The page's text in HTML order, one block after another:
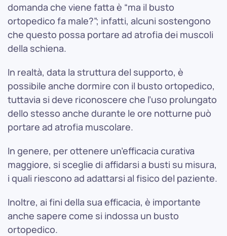
domanda che viene fatta è “ma il busto
ortopedico fa male?”; infatti, alcuni sostengono
che questo possa portare ad atrofia dei muscoli
della schiena.
In realtà, data la struttura del supporto, è
possibile anche dormire con il busto ortopedico,
tuttavia si deve riconoscere che l’uso prolungato
dello stesso anche durante le ore notturne può
portare ad atrofia muscolare.
In genere, per ottenere un’efficacia curativa
maggiore, si sceglie di affidarsi a busti su misura,
i quali riescono ad adattarsi al fisico del paziente.
Inoltre, ai fini della sua efficacia, è importante
anche sapere come si indossa un busto
ortopedico.